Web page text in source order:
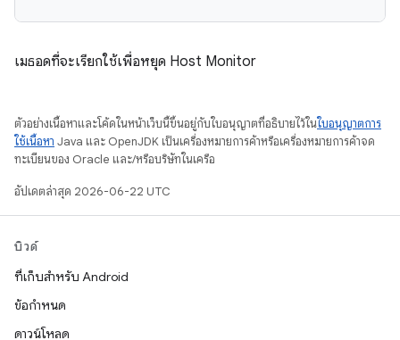
เมธอดที่จะเรียกใช้เพื่อหยุด Host Monitor
ตัวอย่างเนื้อหาและโค้ดในหน้าเว็บนี้ขึ้นอยู่กับใบอนุญาตที่อธิบายไว้ในใบอนุญาตการ
ใช้เนื้อหา Java และ OpenJDK เป็นเครื่องหมายการค้าหรือเครื่องหมายการค้าจด
ทะเบียนของ Oracle และ/หรือบริษัทในเครือ
อัปเดตล่าสุด 2026-06-22 UTC
บิวด์
ที่เก็บสำหรับ Android
ข้อกำหนด
ดาวน์โหลด